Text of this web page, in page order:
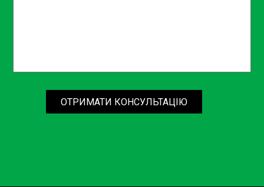
ОТРИМАТИ КОНСУЛЬТАЦІЮ